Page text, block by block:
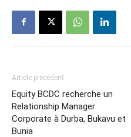
Article précédent
Equity BCDC recherche un
Relationship Manager
Corporate à Durba, Bukavu et
Bunia